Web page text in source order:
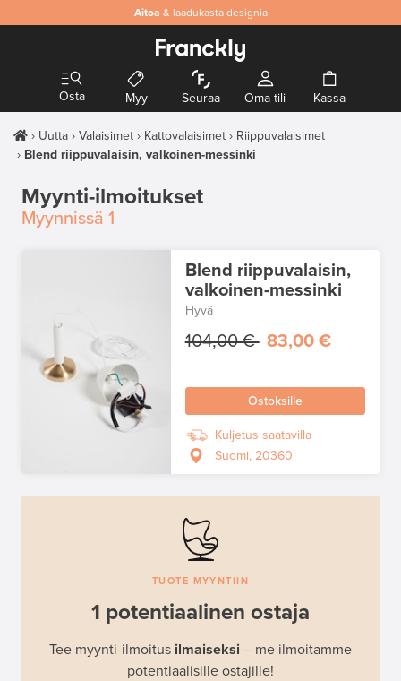
Aitoa & laadukasta designia
Osta Myy Seuraa Oma tili Kassa
Uutta Valaisimet Kattovalaisimet
Riippuvalaisimet
Blend riippuvalaisin, valkoinen-messinki
Myynti-ilmoitukset
Myynnissä 1
Blend riippuvalaisin,
valkoinen-messinki
Hyvä
104,00 € 83,00 €
Ostoksille
Kuljetus saatavilla
Suomi, 20360
TUOTE MYYNTIIN
1 potentiaalinen ostaja
Tee myynti-ilmoitus ilmaiseksi – me ilmoitamme
potentiaalisille ostajille!